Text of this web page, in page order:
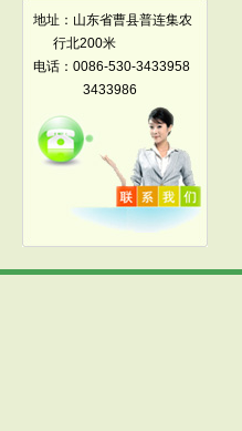
地址：山东省曹县普连集农
行北200米
电话：0086-530-3433958
3433986